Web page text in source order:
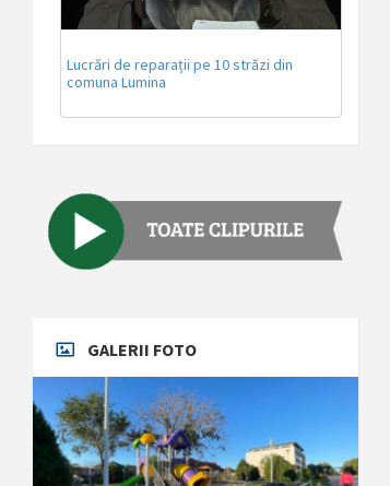
Lucrări de reparații pe 10 străzi din
comuna Lumina
GALERII FOTO